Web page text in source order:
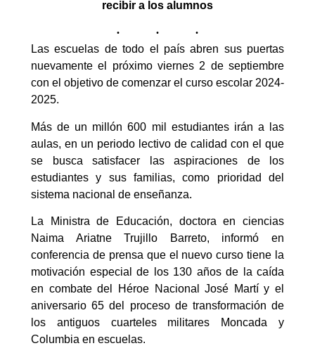
recibir a los alumnos
Las escuelas de todo el país abren sus puertas
nuevamente el próximo viernes 2 de septiembre
con el objetivo de comenzar el curso escolar 2024-
2025.
Más de un millón 600 mil estudiantes irán a las
aulas, en un periodo lectivo de calidad con el que
se busca satisfacer las aspiraciones de los
estudiantes y sus familias, como prioridad del
sistema nacional de enseñanza.
La Ministra de Educación, doctora en ciencias
Naima Ariatne Trujillo Barreto, informó en
conferencia de prensa que el nuevo curso tiene la
motivación especial de los 130 años de la caída
en combate del Héroe Nacional José Martí y el
aniversario 65 del proceso de transformación de
los antiguos cuarteles militares Moncada y
Columbia en escuelas.